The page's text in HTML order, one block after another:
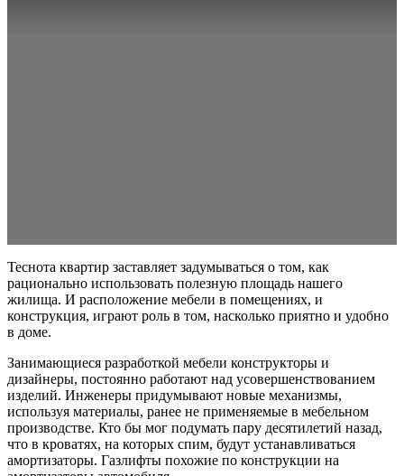
Теснота квартир заставляет задумываться о том, как
рационально использовать полезную площадь нашего
жилища. И расположение мебели в помещениях, и
конструкция, играют роль в том, насколько приятно и удобно
в доме.
Занимающиеся разработкой мебели конструкторы и
дизайнеры, постоянно работают над усовершенствованием
изделий. Инженеры придумывают новые механизмы,
используя материалы, ранее не применяемые в мебельном
производстве. Кто бы мог подумать пару десятилетий назад,
что в кроватях, на которых спим, будут устанавливаться
амортизаторы. Газлифты похожие по конструкции на